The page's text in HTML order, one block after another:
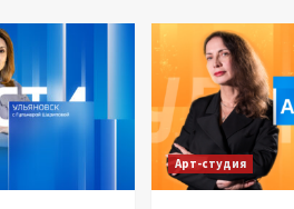
Арт-студия